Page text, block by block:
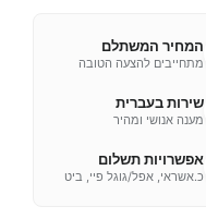
המחיר המשתלם
מתחייבים להצעה הטובה
שירות בעברית
מענה אנושי ומהיר
אפשרויות תשלום
כ.אשראי, אפל/גוגל פיי, ביט